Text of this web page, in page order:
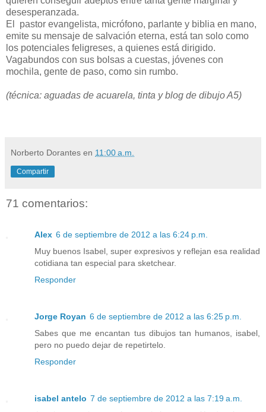
desesperanzada.
El pastor evangelista, micrófono, parlante y biblia en mano,
emite su mensaje de salvación eterna, está tan solo como
los potenciales feligreses, a quienes está dirigido.
Vagabundos con sus bolsas a cuestas, jóvenes con
mochila, gente de paso, como sin rumbo.
(técnica: aguadas de acuarela, tinta y blog de dibujo A5)
Norberto Dorantes en 11:00 a.m.
Compartir
71 comentarios:
Alex 6 de septiembre de 2012 a las 6:24 p.m.
Muy buenos Isabel, super expresivos y reflejan esa realidad
cotidiana tan especial para sketchear.
Responder
Jorge Royan 6 de septiembre de 2012 a las 6:25 p.m.
Sabes que me encantan tus dibujos tan humanos, isabel,
pero no puedo dejar de repetirtelo.
Responder
isabel antelo 7 de septiembre de 2012 a las 7:19 a.m.